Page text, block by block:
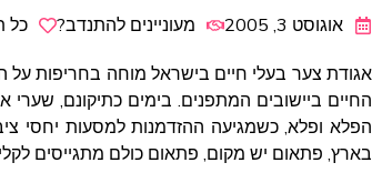
אוגוסט 3, 2005 מעוניינים להתנדב?
כל
אגודת צער בעלי חיים בישראל מוחה בחריפות על
החיים ביישובים המתפנים. בימים כתיקונם, שערי
הפלא ופלא, כשמגיעה ההזדמנות למסעות יחסי
בארץ, פתאום יש מקום, פתאום כולם מתגייסים